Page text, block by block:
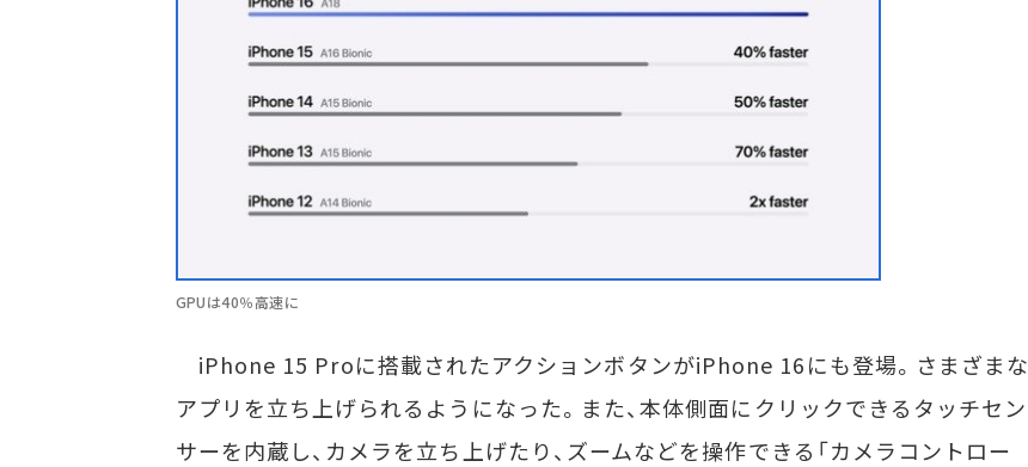
GPUは40％高速に
iPhone 15 Proに搭載されたアクションボタンがiPhone 16にも登場。さまざまな
アプリを立ち上げられるようになった。また、本体側面にクリックできるタッチセン
サーを内蔵し、カメラを立ち上げたり、ズームなどを操作できる「カメラコントロー